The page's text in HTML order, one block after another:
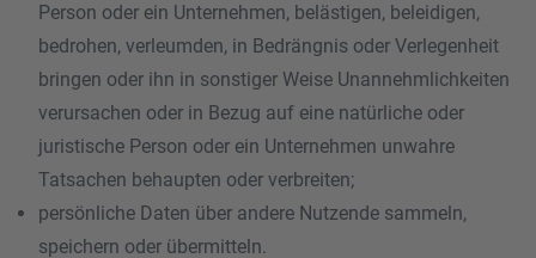
Person oder ein Unternehmen, belästigen, beleidigen,
bedrohen, verleumden, in Bedrängnis oder Verlegenheit
bringen oder ihn in sonstiger Weise Unannehmlichkeiten
verursachen oder in Bezug auf eine natürliche oder
juristische Person oder ein Unternehmen unwahre
Tatsachen behaupten oder verbreiten;
persönliche Daten über andere Nutzende sammeln,
speichern oder übermitteln.